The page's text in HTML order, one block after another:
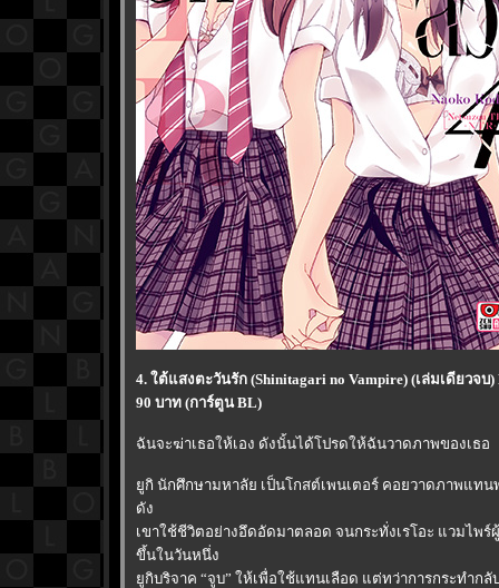
4. ใต้แสงตะวันรัก (Shinitagari no Vampire) (เล่มเดียวจ
90 บาท (การ์ตูน BL)
ฉันจะฆ่าเธอให้เอง ดังนั้นได้โปรดให้ฉันวาดภาพของเธอ
กิ นักศึกษามหาลัย เป็นโกสต์เพนเตอร์ คอยวาดภาพแทน
ดัง
เขาใช้ชีวิตอย่างอึดอัดมาตลอด จนกระทั่งเรโอะ แวมไพร์
ขึ้นในวันหนึ่ง
กิบริจาค “จูบ” ให้เพื่อใช้แทนเลือด แต่ทว่าการกระทำกลั